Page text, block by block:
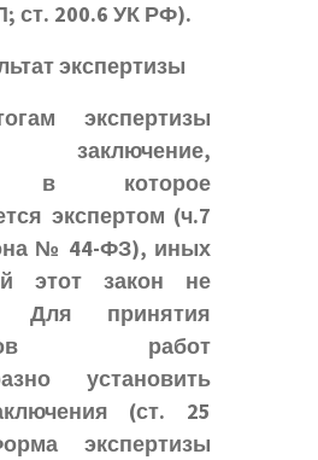
ст. 200.6 УК РФ).
экспертизы
экспертизы
заключение,
в которое
экспертом (ч.7
№ 44-ФЗ), иных
этот закон не
Для принятия
работ
установить
(ст. 25
экспертизы